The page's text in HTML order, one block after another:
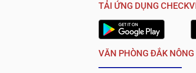
TẢI ỨNG DỤNG
VĂN PHÒNG ĐẮK NÔNG